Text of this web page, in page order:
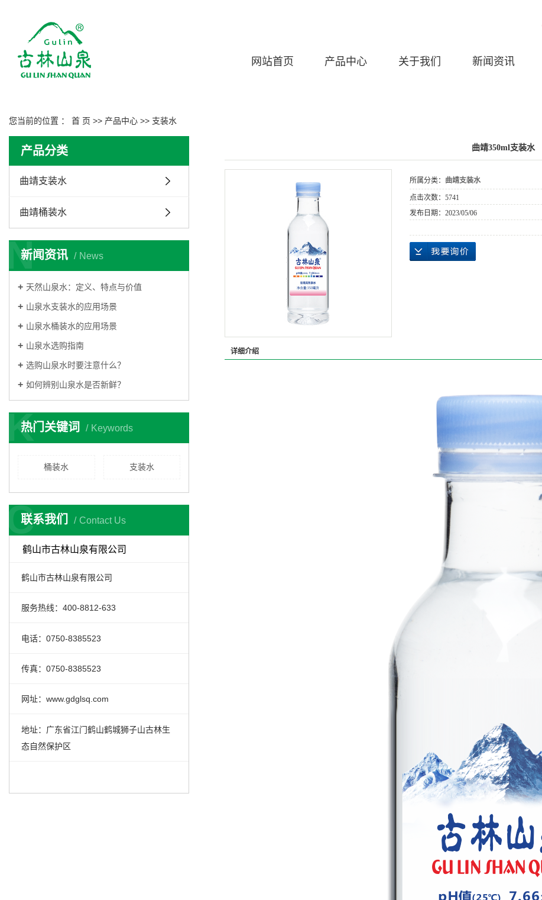
网站首页 产品中心 关于我们 新闻资讯
您当前的位置 ： 首 页 >> 产品中心 >> 支装水
产品分类
曲靖支装水
曲靖桶装水
新闻资讯 News
N
天然山泉水：定义、特点与价值
山泉水支装水的应用场景
山泉水桶装水的应用场景
山泉水选购指南
选购山泉水时要注意什么？
如何辨别山泉水是否新鲜？
热门关键词 Keywords
K
桶装水 支装水
联系我们 Contact Us
C
鹤山市古林山泉有限公司
鹤山市古林山泉有限公司
服务热线：400-8812-633
电话：0750-8385523
传真：0750-8385523
网址：www.gdglsq.com
地址：广东省江门鹤山鹤城狮子山古林生
态自然保护区
曲靖350ml支装水
所属分类： 曲靖支装水
点击次数：5741
发布日期：2023/05/06
详细介绍